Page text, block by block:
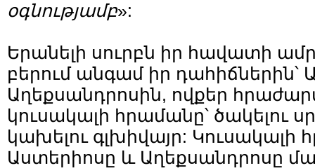
օգնությամբ»:
Երանելի սուրբն իր հավատի
բերում անգամ իր դահիճներին՝
Աղեքսանդրոսին, ովքեր
կուսակալի հրամանը՝ ծակելու
կախելու գլխիվայր: Կուսակալի
Աստերիոսը և Աղեքսանդրոսը